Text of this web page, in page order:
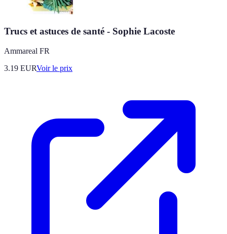
Trucs et astuces de santé - Sophie Lacoste
Ammareal FR
3.19 EURVoir le prix